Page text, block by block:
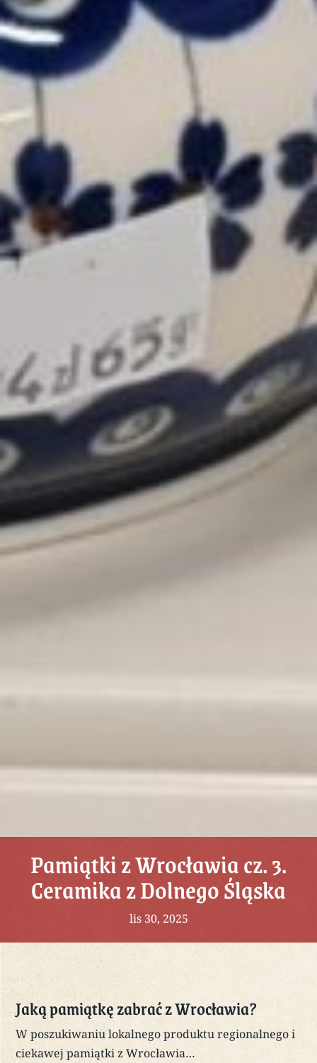
Pamiątki z Wrocławia cz. 3.
Ceramika z Dolnego Śląska
lis 30, 2025
Jaką pamiątkę zabrać z Wrocławia?
W poszukiwaniu lokalnego produktu regionalnego i
ciekawej pamiątki z Wrocławia…